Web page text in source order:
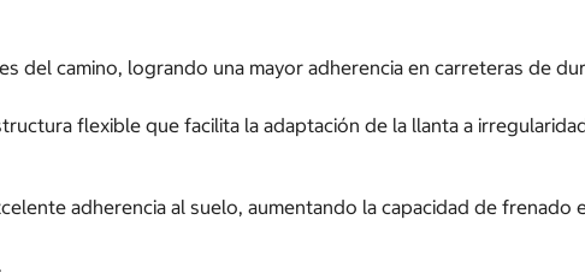
del camino, logrando una mayor adherencia en carreteras de
flexible que facilita la adaptación de la llanta a
adherencia al suelo, aumentando la capacidad de frenado